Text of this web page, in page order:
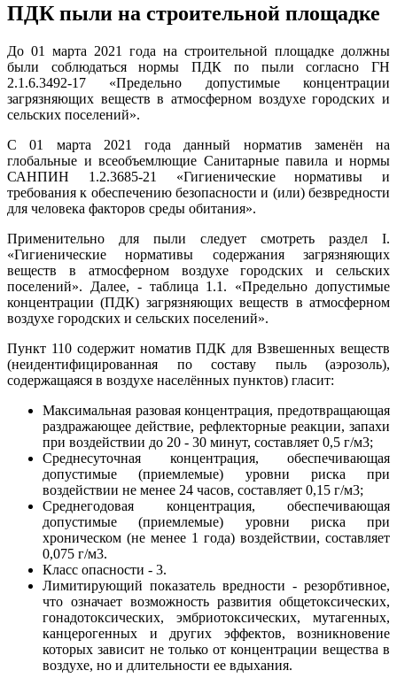
ПДК пыли на строительной площадке
До 01 марта 2021 года на строительной площадке должны
были соблюдаться нормы ПДК по пыли согласно ГН
2.1.6.3492-17 «Предельно допустимые концентрации
загрязняющих веществ в атмосферном воздухе городских и
сельских поселений».
С 01 марта 2021 года данный норматив заменён на
глобальные и всеобъемлющие Санитарные павила и нормы
САНПИН 1.2.3685-21 «Гигиенические нормативы и
требования к обеспечению безопасности и (или) безвредности
для человека факторов среды обитания».
Применительно для пыли следует смотреть раздел I.
«Гигиенические нормативы содержания загрязняющих
веществ в атмосферном воздухе городских и сельских
поселений». Далее, - таблица 1.1. «Предельно допустимые
концентрации (ПДК) загрязняющих веществ в атмосферном
воздухе городских и сельских поселений».
Пункт 110 содержит номатив ПДК для Взвешенных веществ
(неидентифицированная по составу пыль (аэрозоль),
содержащаяся в воздухе населённых пунктов) гласит:
Максимальная разовая концентрация, предотвращающая
раздражающее действие, рефлекторные реакции, запахи
при воздействии до 20 - 30 минут, составляет 0,5 г/м3;
Среднесуточная концентрация, обеспечивающая
допустимые (приемлемые) уровни риска при
воздействии не менее 24 часов, составляет 0,15 г/м3;
Среднегодовая концентрация, обеспечивающая
допустимые (приемлемые) уровни риска при
хроническом (не менее 1 года) воздействии, составляет
0,075 г/м3.
Класс опасности - 3.
Лимитирующий показатель вредности - резорбтивное,
что означает возможность развития общетоксических,
гонадотоксических, эмбриотоксических, мутагенных,
канцерогенных и других эффектов, возникновение
которых зависит не только от концентрации вещества в
воздухе, но и длительности ее вдыхания.